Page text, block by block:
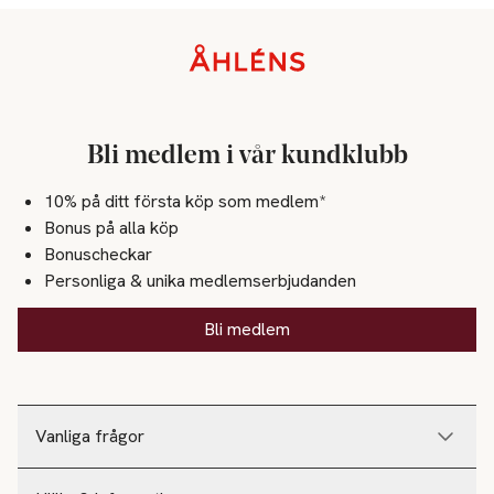
Vanliga frågor
Bli medlem i vår kundklubb
10% på ditt första köp som medlem*
Bonus på alla köp
Bonuscheckar
Personliga & unika medlemserbjudanden
Bli medlem